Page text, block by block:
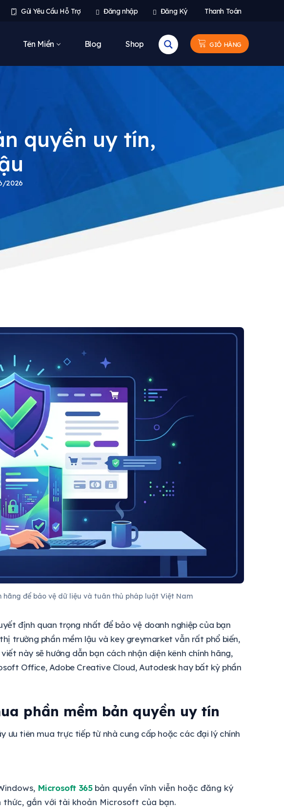
Gửi Yêu Cầu Hỗ Trợ Đăng nhập Đăng Ký Thanh Toán
Tên Miền Blog Shop GIỎ HÀNG
quyền uy tín,
2026
hãng để bảo vệ dữ liệu và tuân thủ pháp luật Việt Nam
định quan trọng nhất để bảo vệ doanh nghiệp của bạn
trường phần mềm lậu và key greymarket vẫn rất phổ biến,
này sẽ hướng dẫn bạn cách nhận diện kênh chính hãng,
Office, Adobe Creative Cloud, Autodesk hay bất kỳ phần
phần mềm bản quyền uy tín
ưu tiên mua trực tiếp từ nhà cung cấp hoặc các đại lý chính
Microsoft 365bản quyền vĩnh viễn hoặc đăng ký
gắn với tài khoản Microsoft của bạn.